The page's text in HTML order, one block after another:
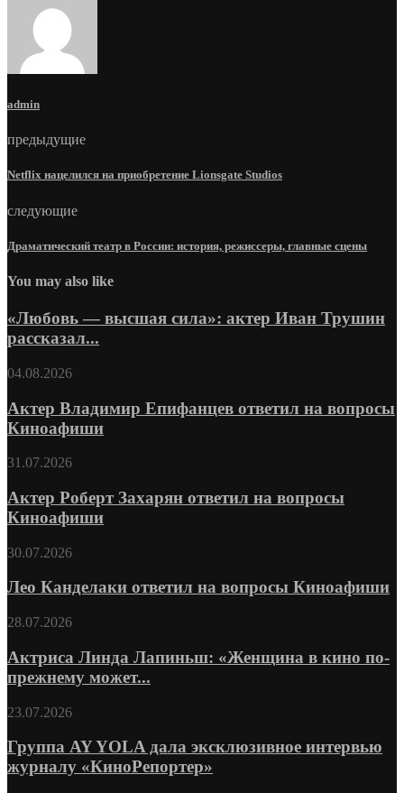
admin
предыдущие
Netflix нацелился на приобретение Lionsgate Studios
следующие
Драматический театр в России: история, режиссеры, главные сцены
You may also like
«Любовь — высшая сила»: актер Иван Трушин
рассказал...
04.08.2026
Актер Владимир Епифанцев ответил на вопросы
Киноафиши
31.07.2026
Актер Роберт Захарян ответил на вопросы
Киноафиши
30.07.2026
Лео Канделаки ответил на вопросы Киноафиши
28.07.2026
Актриса Линда Лапиньш: «Женщина в кино по-
прежнему может...
23.07.2026
Группа AY YOLA дала эксклюзивное интервью
журналу «КиноРепортер»